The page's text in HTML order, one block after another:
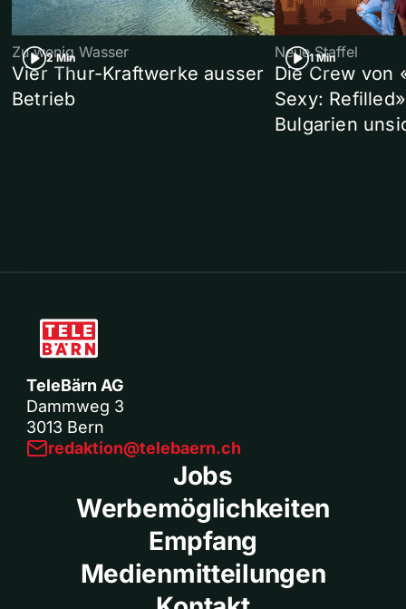
2 Min
Zu wenig Wasser
Vier Thur-Kraftwerke ausser
Betrieb
1 Min
Neue Staffel
Die Crew von
Sexy:
Bulgarien
TeleBärn AG
Dammweg 3
3013 Bern
redaktion@telebaern.ch
Jobs
Werbemöglichkeiten
Empfang
Medienmitteilungen